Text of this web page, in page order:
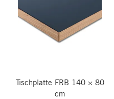
Tischplatte FRB 140 × 80
cm